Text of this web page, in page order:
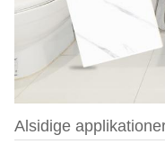
Alsidige